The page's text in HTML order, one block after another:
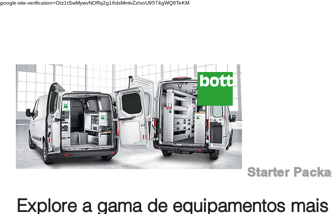
google-site-verification=Otz1tSwMywvNORq2g16dsMmlvZzIvoU9574gWQ8TeKM
Starter
Explore a gama de equipamentos